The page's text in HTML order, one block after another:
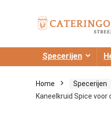
Specerijen
Home Specerijen
Kaneelkruid Spice voor